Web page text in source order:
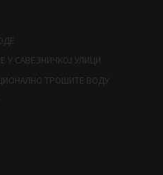
У САВЕЗНИЧКОЈ УЛИЦИ
ТРОШИТЕ ВОДУ